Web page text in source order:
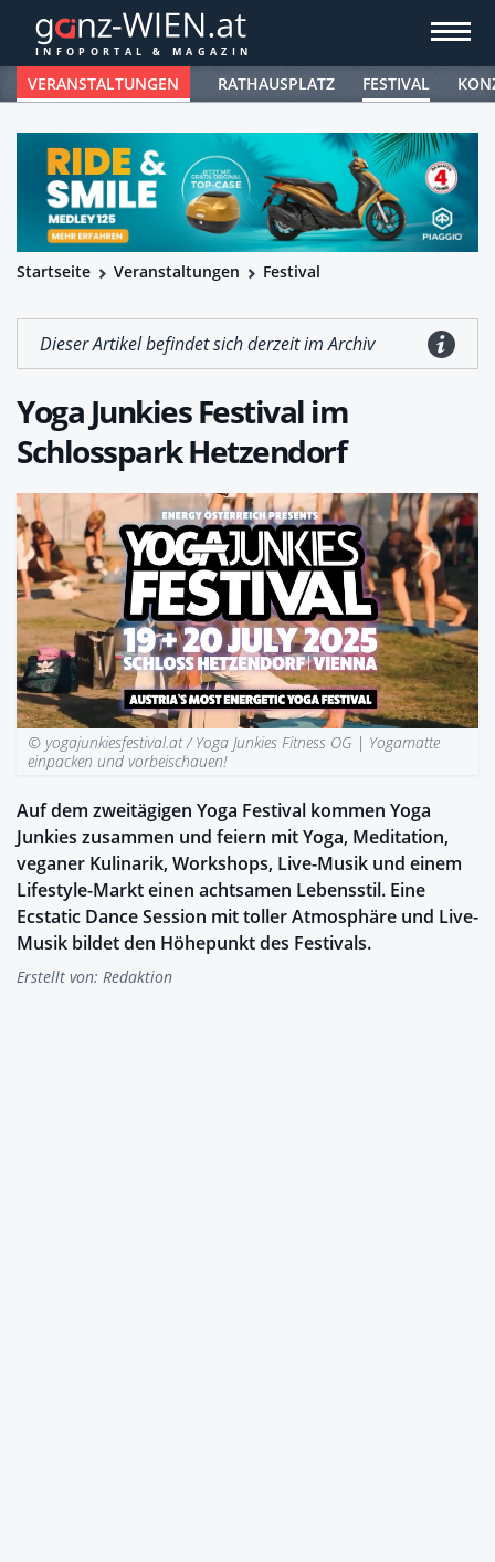
VERANSTALTUNGEN RATHAUSPLATZ FESTIVAL
Startseite Veranstaltungen Festival
Dieser Artikel befindet sich derzeit im Archiv
Yoga Junkies Festival im
Schlosspark Hetzendorf
© yogajunkiesfestival.at / Yoga Junkies Fitness OG | Yogamatte
einpacken und vorbeischauen!
Auf dem zweitägigen Yoga Festival kommen Yoga
Junkies zusammen und feiern mit Yoga, Meditation,
veganer Kulinarik, Workshops, Live-Musik und einem
Lifestyle-Markt einen achtsamen Lebensstil. Eine
Ecstatic Dance Session mit toller Atmosphäre und Live-
Musik bildet den Höhepunkt des Festivals.
Erstellt von: Redaktion